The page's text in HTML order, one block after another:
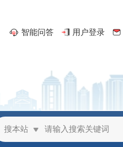
智能问答 用户登录
搜本站